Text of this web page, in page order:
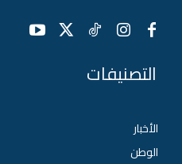
التصنيفات
الأخبار
الوطن